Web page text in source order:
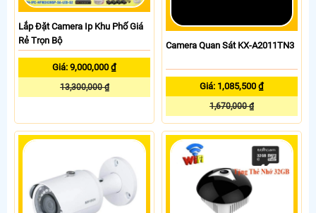
Lắp Đặt Camera Ip Khu Phố Giá
Rẻ Trọn Bộ
Giá: 9,000,000 ₫
13,300,000 ₫
Camera Quan Sát KX-A2011TN3
Giá: 1,085,500 ₫
1,670,000 ₫